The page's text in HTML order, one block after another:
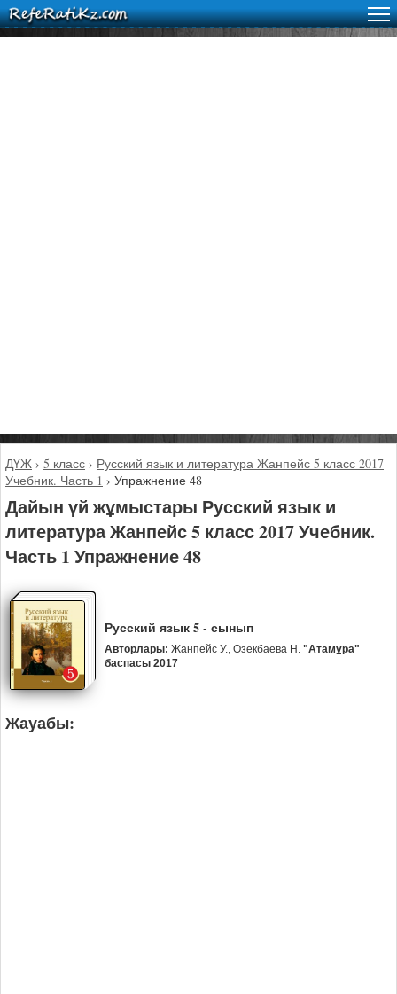
ДҮЖ › 5 класс › Русский язык и литература Жанпейс 5 класс 2017
Учебник. Часть 1 › Упражнение 48
Дайын үй жұмыстары Русский язык и
литература Жанпейс 5 класс 2017 Учебник.
Часть 1 Упражнение 48
Русский язык 5 - сынып
Авторлары: Жанпейс У., Озекбаева Н. "Атамұра"
баспасы 2017
Жауабы: